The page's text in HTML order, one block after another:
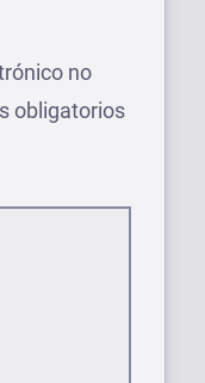
no
obligatorios